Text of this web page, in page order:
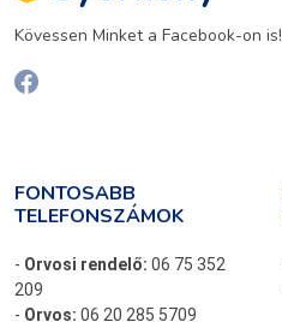
Kövessen Minket a Facebook-on is!
FONTOSABB
TELEFONSZÁMOK
- Orvosi rendelő: 06 75 352
209
- Orvos: 06 20 285 5709